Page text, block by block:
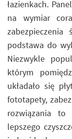
łazienkach.
na wymiar
podstawa do
Niezwykle
którym
układało się
fototapety,
rozwiązania
lepszego